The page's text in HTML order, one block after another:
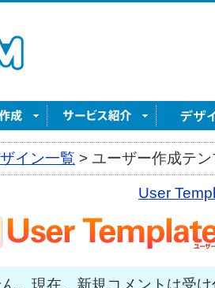
イン一覧 > ユーザー作成テ
User
。現在、新規コメントは受